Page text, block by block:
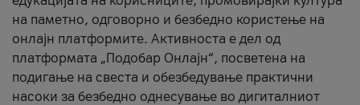
на паметно, одговорно и безбедно користење на
онлајн платформите. Активноста е дел од
платформата „Подобар Онлајн“, посветена на
подигање на свеста и обезбедување практични
насоки за безбедно однесување во дигиталниот